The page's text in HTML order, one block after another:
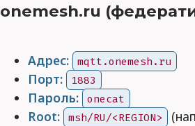
onemesh.ru
Адрес: mqtt.onemesh.ru
Порт: 1883
Пароль: onecat
Root: msh/RU/<REGION>